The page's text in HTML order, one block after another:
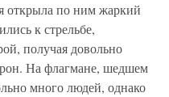
открыла по ним жаркий
к стрельбе,
получая довольно
На флагмане, шедшем
много людей, однако